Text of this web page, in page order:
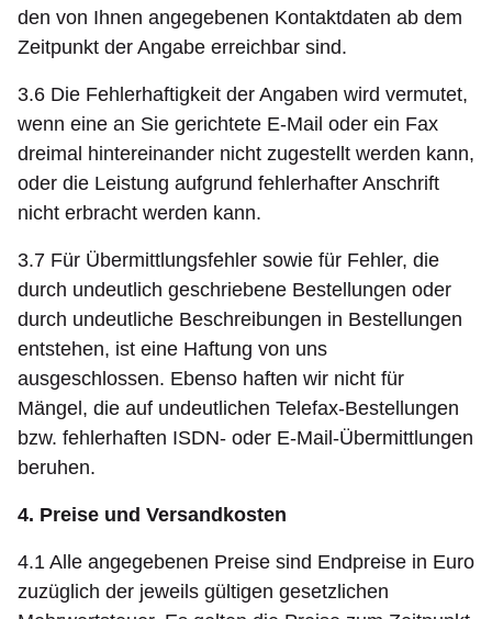
den von Ihnen angegebenen Kontaktdaten ab dem
Zeitpunkt der Angabe erreichbar sind.
3.6 Die Fehlerhaftigkeit der Angaben wird vermutet,
wenn eine an Sie gerichtete E-Mail oder ein Fax
dreimal hintereinander nicht zugestellt werden kann,
oder die Leistung aufgrund fehlerhafter Anschrift
nicht erbracht werden kann.
3.7 Für Übermittlungsfehler sowie für Fehler, die
durch undeutlich geschriebene Bestellungen oder
durch undeutliche Beschreibungen in Bestellungen
entstehen, ist eine Haftung von uns
ausgeschlossen. Ebenso haften wir nicht für
Mängel, die auf undeutlichen Telefax-Bestellungen
bzw. fehlerhaften ISDN- oder E-Mail-Übermittlungen
beruhen.
4. Preise und Versandkosten
4.1 Alle angegebenen Preise sind Endpreise in Euro
zuzüglich der jeweils gültigen gesetzlichen